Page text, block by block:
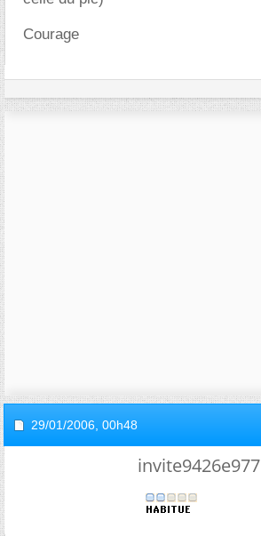
Courage
29/01/2006, 00h48
invite9426e977